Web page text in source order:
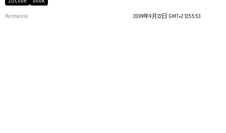
Permalink 2009年9月22日 GMT+2 12:55:53